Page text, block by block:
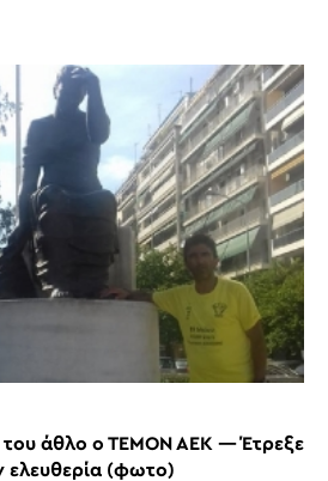
άθλο ο ΤΕΜΟΝ ΑΕΚ — Έτρεξε
ελευθερία (φωτο)